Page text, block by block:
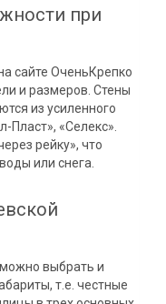
при
сайте ОченьКрепко
и размеров. Стены
из усиленного
Пласт», «Селекс».
рейку», что
или снега.
выбрать и
т.е. честные